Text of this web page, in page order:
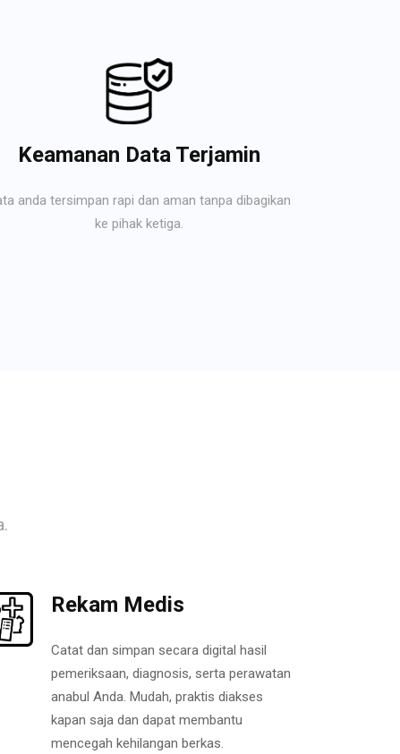
Keamanan Data Terjamin
anda tersimpan rapi dan aman tanpa dibagikan
ke pihak ketiga.
Rekam Medis
Catat dan simpan secara digital hasil
pemeriksaan, diagnosis, serta perawatan
anabul Anda. Mudah, praktis diakses
kapan saja dan dapat membantu
mencegah kehilangan berkas.